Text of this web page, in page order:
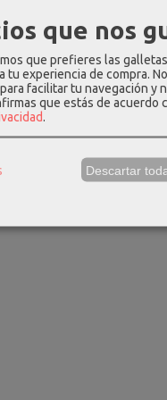
€24,00 €que nos
que prefieres las
tu experiencia de compra.
facilitar tu navegación y
que estás de acuerdo
.
Descartar